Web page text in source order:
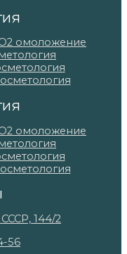
омоложение
омоложение
144/2
56